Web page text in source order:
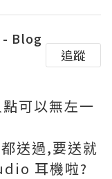
- Blog
追蹤
可以無左一
送過,要送就
耳機啦?